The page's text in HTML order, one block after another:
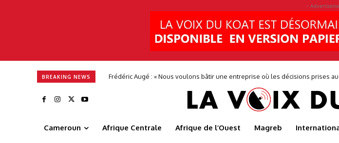
-
BREAKING NEWS
Frédéric Augé : « Nous voulons bâtir une entreprise où les décisions prises
Cameroun Afrique Centrale Afrique de l’Ouest Magreb